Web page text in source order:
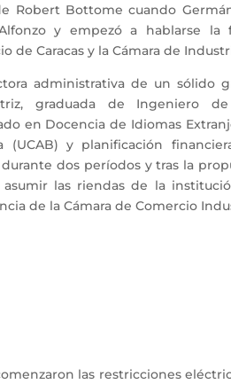
Robert Bottome cuando
y empezó a hablarse la
de Caracas y la Cámara de
administrativa de un sólido
graduada de Ingeniero
en Docencia de Idiomas
(UCAB) y planificación
dos períodos y tras la
las riendas de la
de la Cámara de Comercio
las restricciones